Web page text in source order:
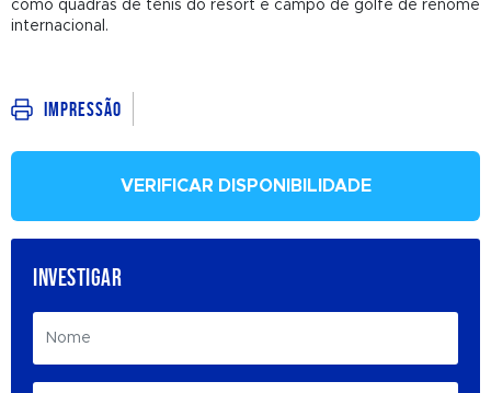
como quadras de tênis do resort e campo de golfe de renome
internacional.
Impressão
VERIFICAR DISPONIBILIDADE
INVESTIGAR